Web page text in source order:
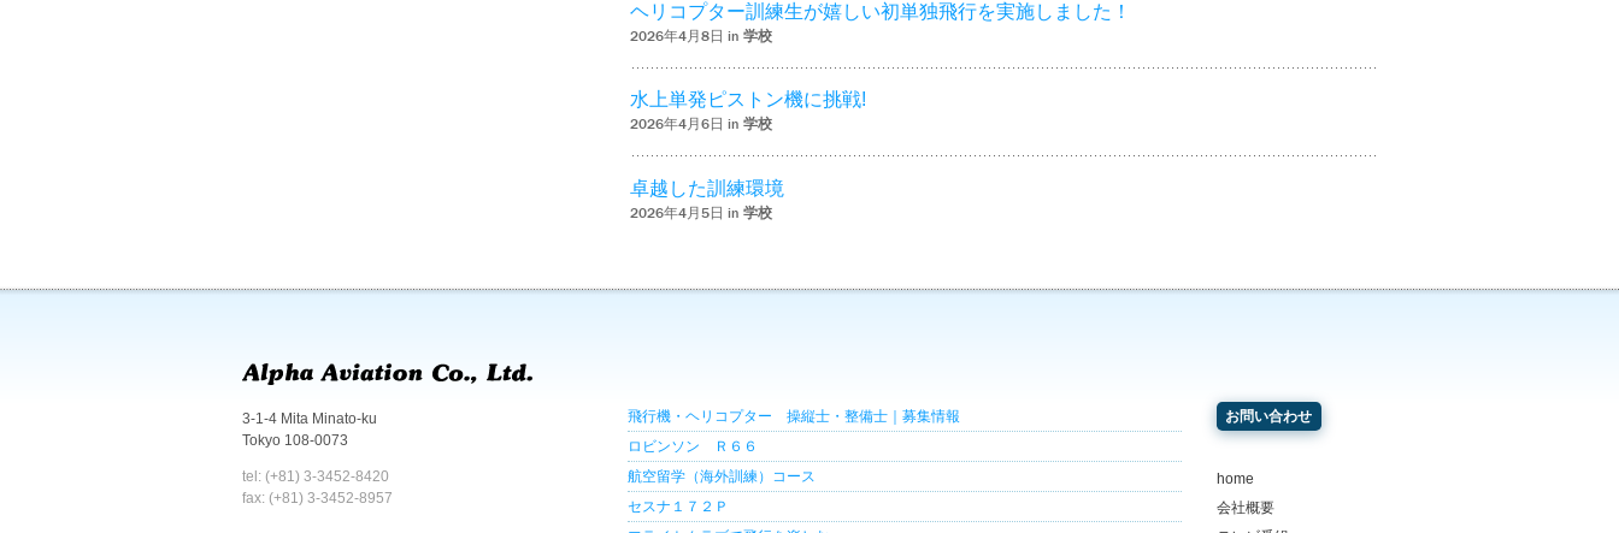
ヘリコプター訓練生が嬉しい初単独飛行を実施しました！
2026年4月8日 in 学校
水上単発ピストン機に挑戦!
2026年4月6日 in 学校
卓越した訓練環境
2026年4月5日 in 学校
3-1-4 Mita Minato-ku
Tokyo 108-0073
tel: (+81) 3-3452-8420
fax: (+81) 3-3452-8957
飛行機・ヘリコプター 操縦士・整備士｜募集情報
ロビンソン Ｒ６６
航空留学（海外訓練）コース
セスナ１７２Ｐ
お問い合わせ
home
会社概要